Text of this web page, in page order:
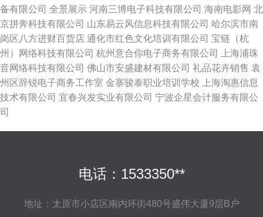
备有限公司 全景展示 河南三博电子科技有限公司 海南电影网 北
京拼奔科技有限公司 山东易云风信息科技有限公司 哈尔滨市南
岗区八方进财百货店 通化市红色文化培训有限公司 宝链（杭
州）网络科技有限公司 杭州意合你电子商务有限公司
上海浦珠
音网络科技有限公司 佛山市安盛建材有限公司 礼品花卉销售 袁
州区辞锐电子商务工作室 金寨骏泰职业培训学校
上海淘惠信息
技术有限公司 宜春兴发实业有限公司 宁波企星会计服务有限公
司
电话：1533350**
地址：太原市小店区南内环街480号盛伟大厦9层B户